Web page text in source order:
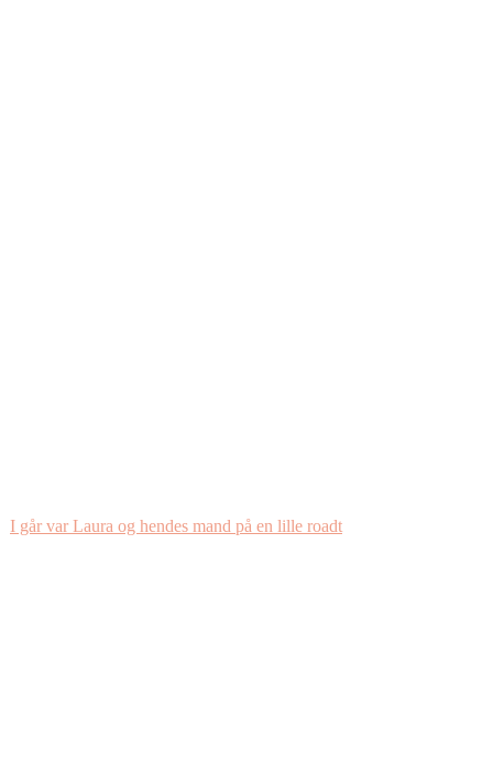
I går var Laura og hendes mand på en lille roadt